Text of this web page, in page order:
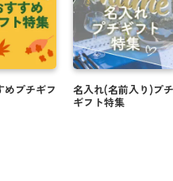
ナルパッケージで楽し
老の日ギフトで顔見せ
めプチギフ
名入れ(名前入り)プチ
ギフト特集